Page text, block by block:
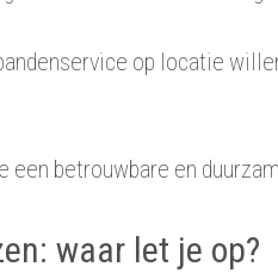
op locatie
betrouwbare en
waar let je op?